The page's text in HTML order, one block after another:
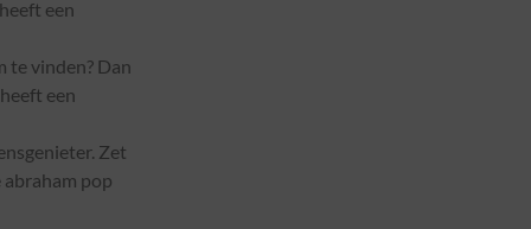
een
te vinden? Dan
een
Zet
pop